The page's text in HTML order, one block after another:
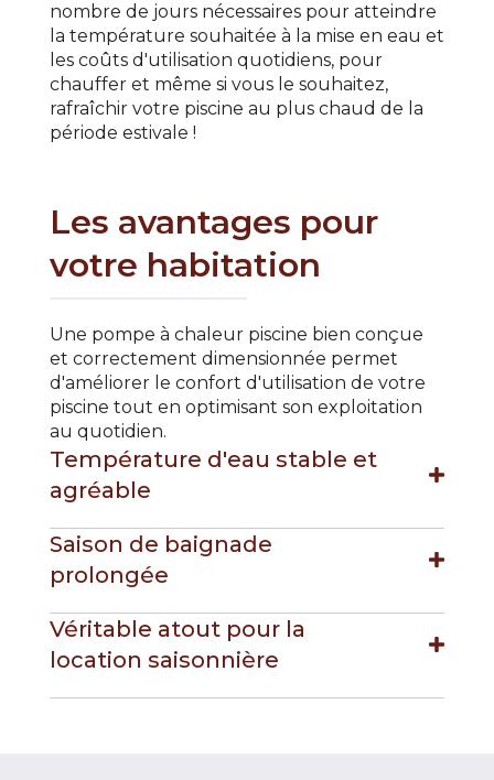
nombre de jours nécessaires pour atteindre
la température souhaitée à la mise en eau et
les coûts d'utilisation quotidiens, pour
chauffer et même si vous le souhaitez,
rafraîchir votre piscine au plus chaud de la
période estivale !
Les avantages pour
votre habitation
Une pompe à chaleur piscine bien conçue
et correctement dimensionnée permet
d'améliorer le confort d'utilisation de votre
piscine tout en optimisant son exploitation
au quotidien.
Température d'eau stable et
agréable
Saison de baignade
prolongée
Véritable atout pour la
location saisonnière